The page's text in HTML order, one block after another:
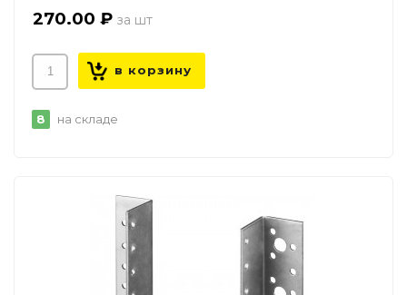
270.00 ₽
8 на складе